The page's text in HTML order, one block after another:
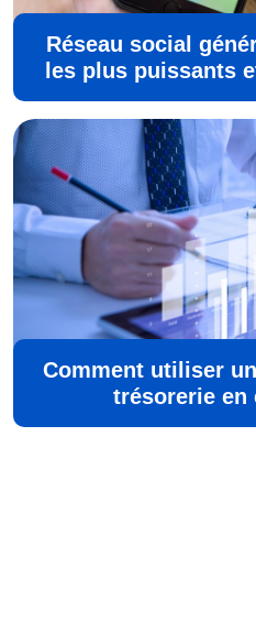
Réseau social
les plus puissants
Comment utiliser
trésorerie en